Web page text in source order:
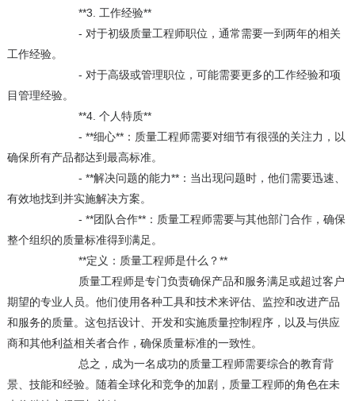
**3. 工作经验**
- 对于初级质量工程师职位，通常需要一到两年的相关
工作经验。
- 对于高级或管理职位，可能需要更多的工作经验和项
目管理经验。
**4. 个人特质**
- **细心**：质量工程师需要对细节有很强的关注力，以
确保所有产品都达到最高标准。
- **解决问题的能力**：当出现问题时，他们需要迅速、
有效地找到并实施解决方案。
- **团队合作**：质量工程师需要与其他部门合作，确保
整个组织的质量标准得到满足。
**定义：质量工程师是什么？**
质量工程师是专门负责确保产品和服务满足或超过客户
期望的专业人员。他们使用各种工具和技术来评估、监控和改进产品
和服务的质量。这包括设计、开发和实施质量控制程序，以及与供应
商和其他利益相关者合作，确保质量标准的一致性。
总之，成为一名成功的质量工程师需要综合的教育背
景、技能和经验。随着全球化和竞争的加剧，质量工程师的角色在未